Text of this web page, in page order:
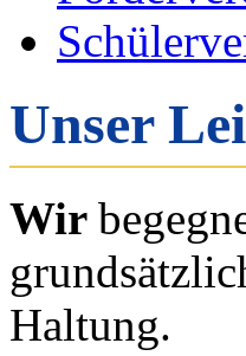
Unser
Wir
Haltung.